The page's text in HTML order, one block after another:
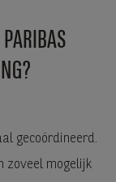
gecoördineerd.
zoveel mogelijk